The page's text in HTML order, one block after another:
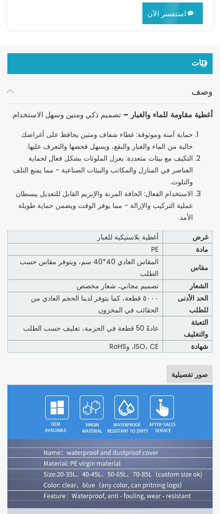
استفسر الآن
فئات
وصف
أغطية مقاومة للماء والغبار – تصميم ذكي ومتين وسهل الاستخدام.
حماية آمنة وموثوقة: غطاء شفاف ومتين يحافظ على أغراضك
خالية من الماء والغبار والبقع، ويسهل فحصها والتعرف عليها.
التكيف مع بيئات متعددة: يعزل الملوثات بشكل فعال لحماية
العناصر في المنازل والمكاتب والبيئات الصناعية - مما يمنع التلف
والتلوث.
الاستخدام الفعال: الحافة المرنة والإبزيم القابل للتعديل يبسطان
عملية التركيب والإزالة - مما يوفر الوقت ويضمن حماية طويلة
الأمد.
غرض أغطية بلاستيكية للغبار
مادة PE
مقاس
المقاس العادي 40*40 سم، ويتوفر مقاس حسب
الطلب
الشعار تصميم مجاني، شعار مخصص
الحد الأدنى
للطلب
٥٠٠٠ قطعة، كما يتوفر لدينا الحجم العادي من
الحقائب في المخزون
التعبئة
والتغليف
عادةً 50 قطعة في الحزمة، تغليف حسب الطلب
شهادة ISO، CE، وRoHS
صور تفصيلية